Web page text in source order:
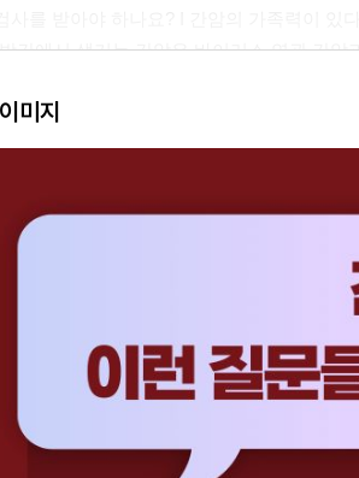
간에서 생기는 간암은 바이러스 연관 간
대에도 간암이 생길 수 있나요? … 50
종이나 간 낭종이 간암으로 진행될 수 있
2. 간암의 주요 증상과 초기 징후
암 진단 후 어떤 증상이 생길 수 있나요? … 69
단을 받았는데 통증은 없나요? 언제부터
3. 간암의 진단
미지